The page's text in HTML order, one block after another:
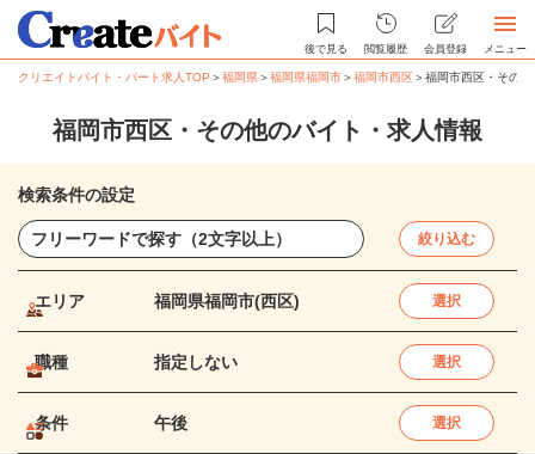
後で見る 閲覧履歴 会員登録 メニュー
クリエイトバイト・パート求人TOP ＞福岡県＞福岡県福岡市＞福岡市西区＞福岡市西区・その
福岡市西区・その他のバイト・求人情報
検索条件の設定
絞り込む
エリア 福岡県福岡市(西区) 選択
職種 指定しない 選択
条件 午後 選択